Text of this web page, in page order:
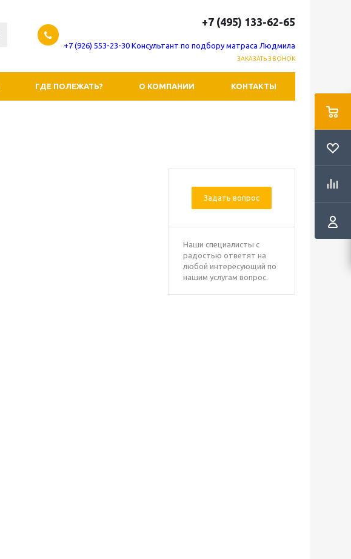
+7 (495) 133-62-65
+7 (926) 553-23-30 Консультант по подбору матраса Людмила
ЗАКАЗАТЬ ЗВОНОК
ГДЕ ПОЛЕЖАТЬ? О КОМПАНИИ КОНТАКТЫ
Задать вопрос
Наши специалисты с
радостью ответят на
любой интересующий по
нашим услугам вопрос.